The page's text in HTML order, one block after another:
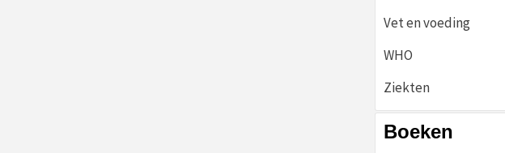
Vet en voeding
WHO
Ziekten
Boeken